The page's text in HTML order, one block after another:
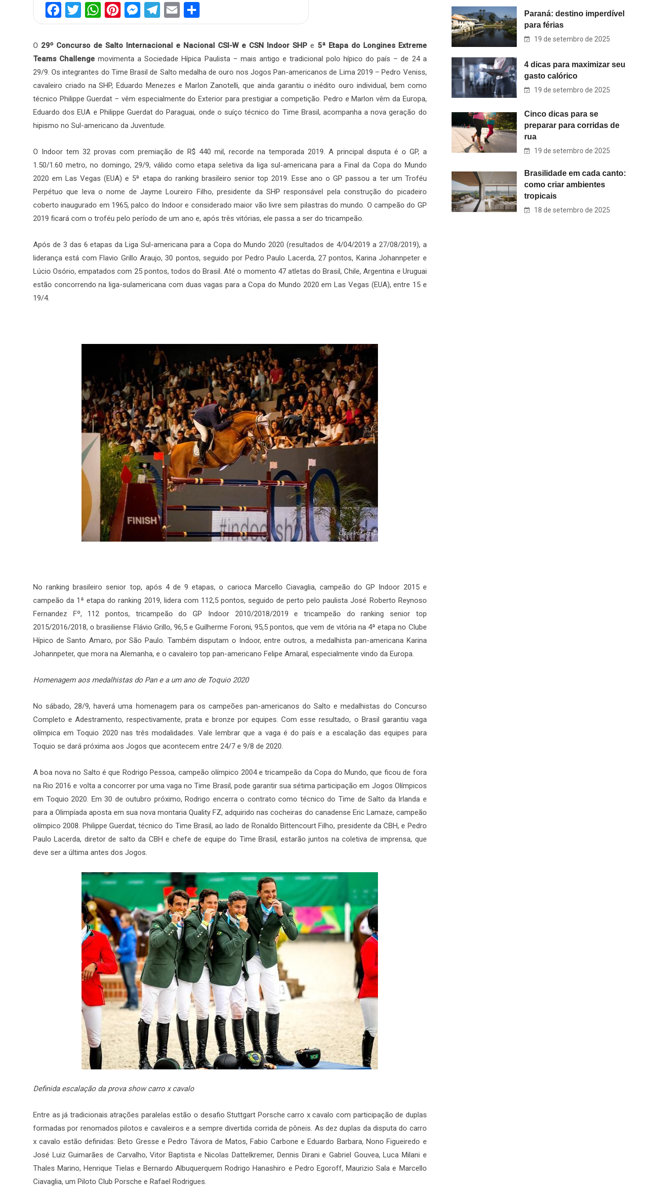
Facebook
Twitter
WhatsApp
Pinterest
Messenger
Telegram
Email
O 29º Concurso de Salto Internacional e Nacional CSI-W e CSN Indoor SHP e 5ª Etapa do Longines Extreme
Teams Challenge movimenta a Sociedade Hípica Paulista – mais antigo e tradicional polo hípico do país – de 24 a
29/9. Os integrantes do Time Brasil de Salto medalha de ouro nos Jogos Pan-americanos de Lima 2019 – Pedro Veniss,
cavaleiro criado na SHP, Eduardo Menezes e Marlon Zanotelli, que ainda garantiu o inédito ouro individual, bem como
técnico Philippe Guerdat – vêm especialmente do Exterior para prestigiar a competição. Pedro e Marlon vêm da Europa,
Eduardo dos EUA e Philippe Guerdat do Paraguai, onde o suíço técnico do Time Brasil, acompanha a nova geração do
hipismo no Sul-americano da Juventude.
O Indoor tem 32 provas com premiação de R$ 440 mil, recorde na temporada 2019. A principal disputa é o GP, a
1.50/1.60 metro, no domingo, 29/9, válido como etapa seletiva da liga sul-americana para a Final da Copa do Mundo
2020 em Las Vegas (EUA) e 5ª etapa do ranking brasileiro senior top 2019. Esse ano o GP passou a ter um Troféu
Perpétuo que leva o nome de Jayme Loureiro Filho, presidente da SHP responsável pela construção do picadeiro
coberto inaugurado em 1965, palco do Indoor e considerado maior vão livre sem pilastras do mundo. O campeão do GP
2019 ficará com o troféu pelo período de um ano e, após três vitórias, ele passa a ser do tricampeão.
Após de 3 das 6 etapas da Liga Sul-americana para a Copa do Mundo 2020 (resultados de 4/04/2019 a 27/08/2019), a
liderança está com Flavio Grillo Araujo, 30 pontos, seguido por Pedro Paulo Lacerda, 27 pontos, Karina Johannpeter e
Lúcio Osório, empatados com 25 pontos, todos do Brasil. Até o momento 47 atletas do Brasil, Chile, Argentina e Uruguai
estão concorrendo na liga-sulamericana com duas vagas para a Copa do Mundo 2020 em Las Vegas (EUA), entre 15 e
19/4.
No ranking brasileiro senior top, após 4 de 9 etapas, o carioca Marcello Ciavaglia, campeão do GP Indoor 2015 e
campeão da 1ª etapa do ranking 2019, lidera com 112,5 pontos, seguido de perto pelo paulista José Roberto Reynoso
Fernandez Fº, 112 pontos, tricampeão do GP Indoor 2010/2018/2019 e tricampeão do ranking senior top
2015/2016/2018, o brasiliense Flávio Grillo, 96,5 e Guilherme Foroni, 95,5 pontos, que vem de vitória na 4ª etapa no Clube
Hípico de Santo Amaro, por São Paulo. Também disputam o Indoor, entre outros, a medalhista pan-americana Karina
Johannpeter, que mora na Alemanha, e o cavaleiro top pan-americano Felipe Amaral, especialmente vindo da Europa.
Homenagem aos medalhistas do Pan e a um ano de Toquio 2020
No sábado, 28/9, haverá uma homenagem para os campeões pan-americanos do Salto e medalhistas do Concurso
Completo e Adestramento, respectivamente, prata e bronze por equipes. Com esse resultado, o Brasil garantiu vaga
olímpica em Toquio 2020 nas três modalidades. Vale lembrar que a vaga é do país e a escalação das equipes para
Toquio se dará próxima aos Jogos que acontecem entre 24/7 e 9/8 de 2020.
A boa nova no Salto é que Rodrigo Pessoa, campeão olímpico 2004 e tricampeão da Copa do Mundo, que ficou de fora
na Rio 2016 e volta a concorrer por uma vaga no Time Brasil, pode garantir sua sétima participação em Jogos Olímpicos
em Toquio 2020. Em 30 de outubro próximo, Rodrigo encerra o contrato como técnico do Time de Salto da Irlanda e
para a Olimpíada aposta em sua nova montaria Quality FZ, adquirido nas cocheiras do canadense Eric Lamaze, campeão
olímpico 2008. Philippe Guerdat, técnico do Time Brasil, ao lado de Ronaldo Bittencourt Filho, presidente da CBH, e Pedro
Paulo Lacerda, diretor de salto da CBH e chefe de equipe do Time Brasil, estarão juntos na coletiva de imprensa, que
deve ser a última antes dos Jogos.
Definida escalação da prova show carro x cavalo
Entre as já tradicionais atrações paralelas estão o desafio Stuttgart Porsche carro x cavalo com participação de duplas
formadas por renomados pilotos e cavaleiros e a sempre divertida corrida de pôneis. As dez duplas da disputa do carro
x cavalo estão definidas: Beto Gresse e Pedro Távora de Matos, Fabio Carbone e Eduardo Barbara, Nono Figueiredo e
José Luiz Guimarães de Carvalho, Vitor Baptista e Nicolas Dattelkremer, Dennis Dirani e Gabriel Gouvea, Luca Milani e
Thales Marino, Henrique Tielas e Bernardo Albuquerquem Rodrigo Hanashiro e Pedro Egoroff, Maurizio Sala e Marcello
Ciavaglia, um Piloto Club Porsche e Rafael Rodrigues.
Paraná: destino imperdível
para férias
19 de setembro de 2025
4 dicas para maximizar seu
gasto calórico
19 de setembro de 2025
Cinco dicas para se
preparar para corridas de
rua
19 de setembro de 2025
Brasilidade em cada canto:
como criar ambientes
tropicais
18 de setembro de 2025